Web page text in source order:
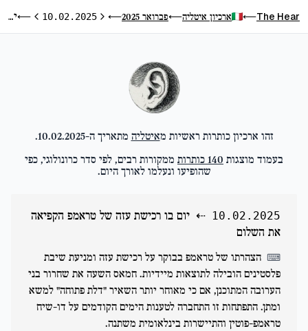
The Hear
⟵ ארכיון איטליה⟵פברואר 2025 ⟵היום הקודם
10.02.2025 היום הבא
⟵ יום בו רכישת עזה של טראמפ הקפיאה את השלום
זהו ארכיון כותרות ראשיות מאיטליה מתאריך ה-10.02.2025
.
בעמוד מוצגות 140 כותרות ממקורות רבים, לפי סדר כרונולוגי, כפי
שהופיעו ונעלמו לאורך היום.
10.02.2025
⇠ יום בו רכישת עזה של טראמפ הקפיאה
את השלום
⌨ הצהרתו של טראמפ בבוקר על רכישת עזה ומניעת שיבת
פלסטינים הובילה לתוצאות מיידיות. חמאס השעה את שחרור בני
הערובה המתוכנן, אם כי מאוחר יותר השאיר "דלת פתוחה" למשא
ומתן. התפתחות זו התחברה לטענות הימים הקודמים על דו-שיח
טראמפ-פוטין והתיישרות בינלאומית משתנה.